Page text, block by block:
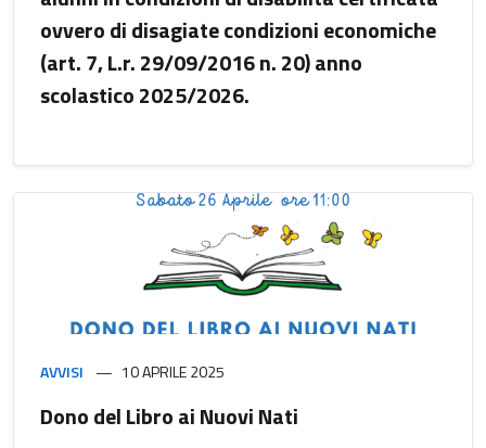
ovvero di disagiate condizioni economiche
(art. 7, L.r. 29/09/2016 n. 20) anno
scolastico 2025/2026.
AVVISI 10 APRILE 2025
Dono del Libro ai Nuovi Nati